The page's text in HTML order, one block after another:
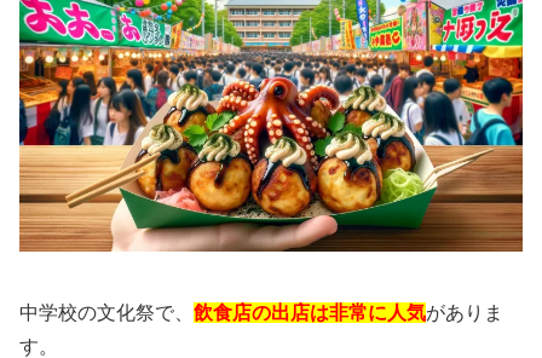
中学校の文化祭で、 飲食店の出店は非常に人気がありま
す。